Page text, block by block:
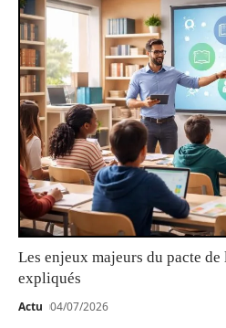
Les enjeux majeurs du pacte
expliqués
Actu 04/07/2026